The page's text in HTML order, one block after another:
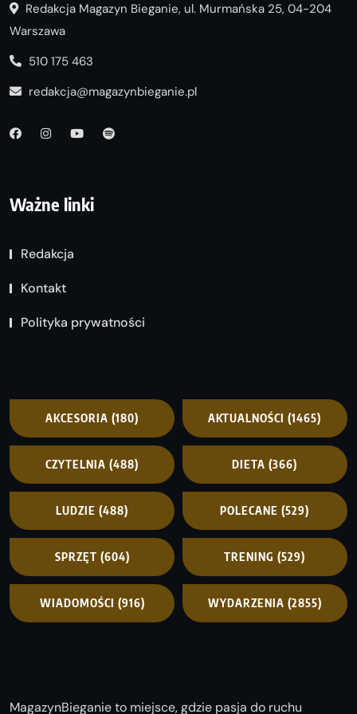
Redakcja Magazyn Bieganie, ul. Murmańska 25, 04-204
Warszawa
510 175 463
redakcja@magazynbieganie.pl
Ważne linki
Redakcja
Kontakt
Polityka prywatności
AKCESORIA (180) AKTUALNOŚCI (1465)
CZYTELNIA (488) DIETA (366)
LUDZIE (488) POLECANE (529)
SPRZĘT (604) TRENING (529)
WIADOMOŚCI (916) WYDARZENIA (2855)
MagazynBieganie to miejsce, gdzie pasja do ruchu